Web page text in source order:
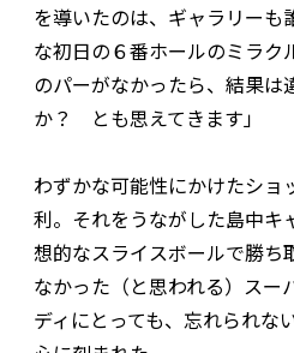
を導いたのは、ギャラリーも
な初日の６番ホールのミラク
のパーがなかったら、結果は
か？ とも思えてきます」
わずかな可能性にかけたショ
利。それをうながした島中キ
想的なスライスボールで勝ち
なかった（と思われる）スー
ディにとっても、忘れられな